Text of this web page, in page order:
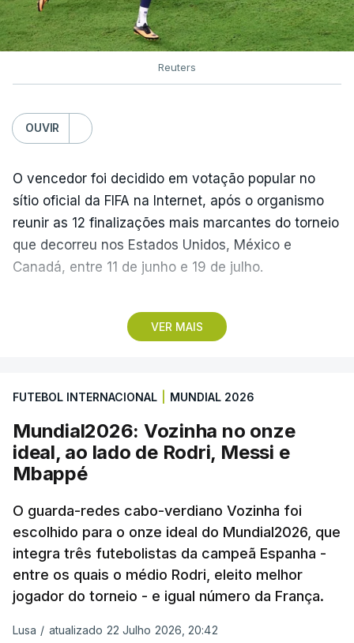
Reuters
OUVIR
VER MAIS
O vencedor foi decidido em votação popular no
sítio oficial da FIFA na Internet, após o organismo
reunir as 12 finalizações mais marcantes do torneio
que decorreu nos Estados Unidos, México e
Canadá, entre 11 de junho e 19 de julho.
Lopes Cabral conquistou o prémio graças ao
remate de pé direito que colocou a bola no ângulo
“Foi simplesmente surreal”, disse à FIFA o jogador
dos turcos do Trabzonspor, recordando o momento
que fez Cabo Verde sonhar alto na sua primeira
participação numa fase final de um Mundial.
O ex-lateral do Benfica considerou que o galardão
“é um enorme orgulho e um reconhecimento que
qualquer jogador gostaria de ter”.
FUTEBOL INTERNACIONAL MUNDIAL 2026
Mundial2026: Vozinha no onze
ideal, ao lado de Rodri, Messi e
Mbappé
O guarda-redes cabo-verdiano Vozinha foi
escolhido para o onze ideal do Mundial2026, que
integra três futebolistas da campeã Espanha -
entre os quais o médio Rodri, eleito melhor
jogador do torneio - e igual número da França.
Lusa / atualizado 22 Julho 2026, 20:42